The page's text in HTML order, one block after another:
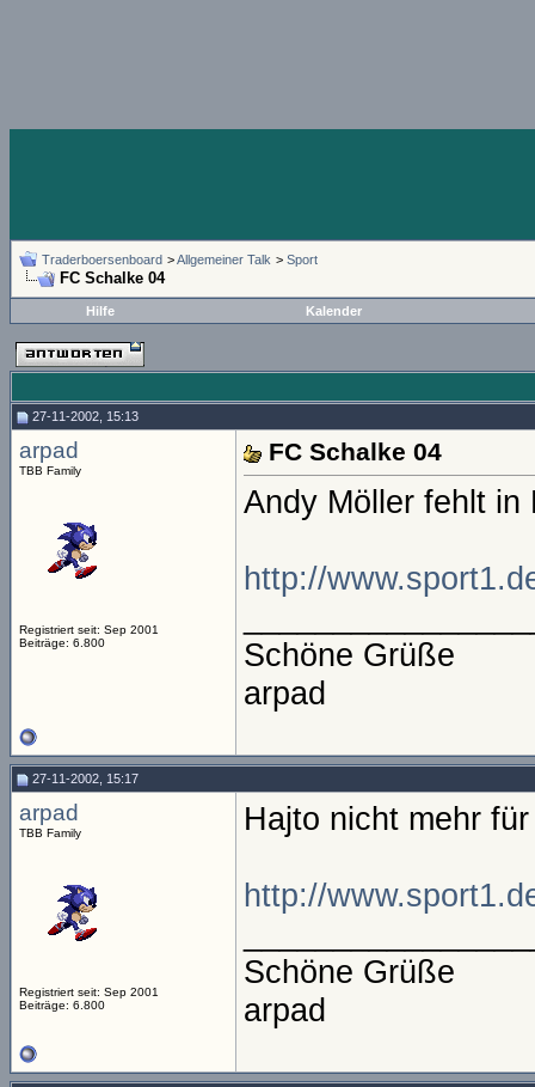
Traderboersenboard >Allgemeiner Talk > Sport
FC Schalke 04
Hilfe Kalender
27-11-2002, 15:13
arpad
TBB Family
Registriert seit: Sep 2001
Beiträge: 6.800
FC Schalke 04
Andy Möller fehlt in
http://
Schöne Grüße
arpad
27-11-2002, 15:17
arpad
TBB Family
Registriert seit: Sep 2001
Beiträge: 6.800
Hajto nicht mehr
http://
Schöne Grüße
arpad